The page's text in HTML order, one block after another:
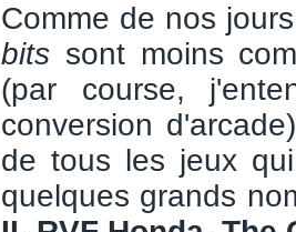
Comme de nos
bits sont moins
(par course,
conversion
de tous les jeux
quelques grands